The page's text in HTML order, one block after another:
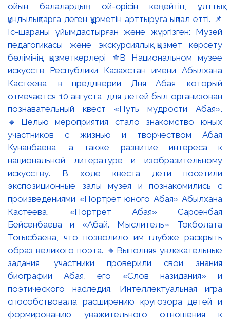
ойын балалардың ой-өрісін кеңейтіп, ұлттық
құндылықтарға деген құрметін арттыруға ықпал етті. 📌
Іс-шараны ұйымдастырған және жүргізген: Музей
педагогикасы және экскурсиялық қызмет көрсету
бөлімінің қызметкерлері ⚜️В Национальном музее
искусств Республики Казахстан имени Абылхана
Кастеева, в преддверии Дня Абая, который
отмечается 10 августа, для детей был организован
познавательный квест «Путь мудрости Абая».
🔹Целью мероприятия стало знакомство юных
участников с жизнью и творчеством Абая
Кунанбаева, а также развитие интереса к
национальной литературе и изобразительному
искусству. В ходе квеста дети посетили
экспозиционные залы музея и познакомились с
произведениями «Портрет юного Абая» Абылхана
Кастеева, «Портрет Абая» Сарсенбая
Бейсенбаева и «Абай. Мыслитель» Токболата
Тогысбаева, что позволило им глубже раскрыть
образ великого поэта. 🔸Выполняя увлекательные
задания, участники проверили свои знания
биографии Абая, его «Слов назидания» и
поэтического наследия. Интеллектуальная игра
способствовала расширению кругозора детей и
формированию уважительного отношения к